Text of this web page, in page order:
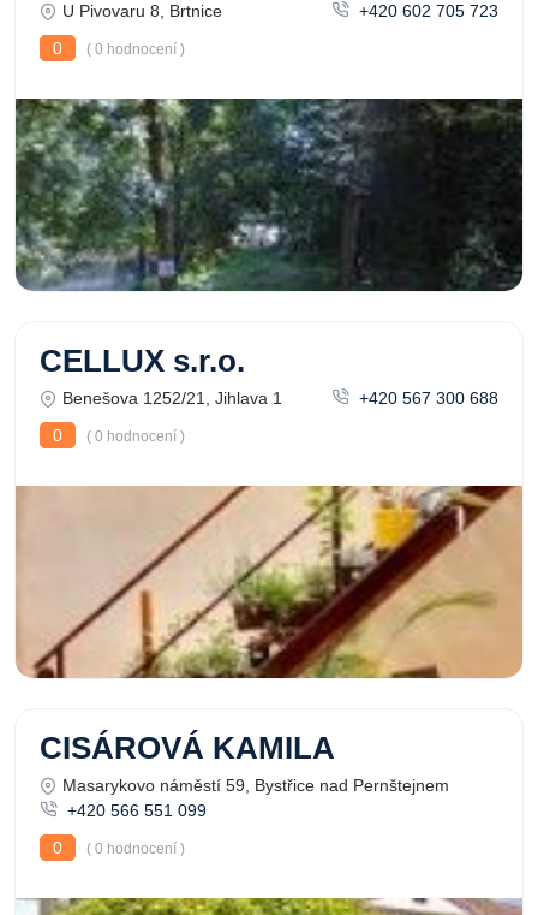
U Pivovaru 8, Brtnice
+420 602 705 723
0
( 0 hodnocení )
CELLUX s.r.o.
Benešova 1252/21, Jihlava 1
+420 567 300 688
0
( 0 hodnocení )
CISÁROVÁ KAMILA
Masarykovo náměstí 59, Bystřice nad Pernštejnem
+420 566 551 099
0
( 0 hodnocení )